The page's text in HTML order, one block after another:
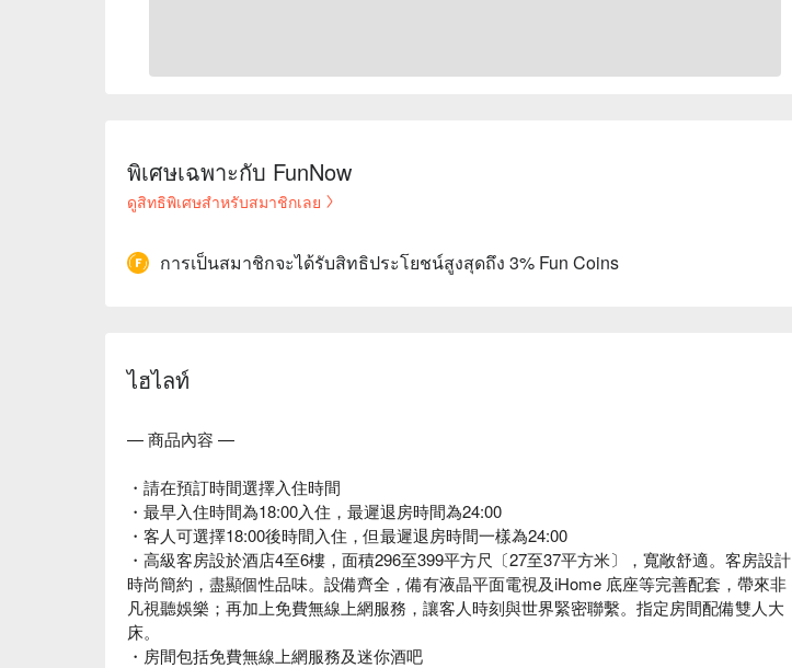
พิเศษเฉพาะกับ FunNow
ดูสิทธิพิเศษสำหรับสมาชิกเลย
การเป็นสมาชิกจะได้รับสิทธิประโยชน์สูงสุดถึง 3% Fun Coins
ไฮไลท์
— 商品內容 —
・請在預訂時間選擇入住時間
・最早入住時間為18:00入住，最遲退房時間為24:00
・客人可選擇18:00後時間入住，但最遲退房時間一樣為24:00
・高級客房設於酒店4至6樓，面積296至399平方尺〔27至37平方米〕，寬敞舒適。客房設計
時尚簡約，盡顯個性品味。設備齊全，備有液晶平面電視及iHome 底座等完善配套，帶來非
凡視聽娛樂；再加上免費無線上網服務，讓客人時刻與世界緊密聯繫。指定房間配備雙人大
床。
・房間包括免費無線上網服務及迷你酒吧